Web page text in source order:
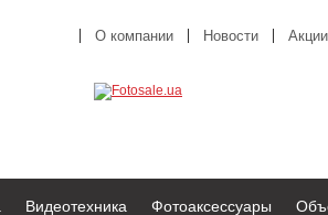
О компании Новости Акции
Видеотехника Фотоаксессуары